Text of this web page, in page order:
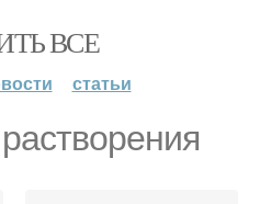
ВСЕ
статьи